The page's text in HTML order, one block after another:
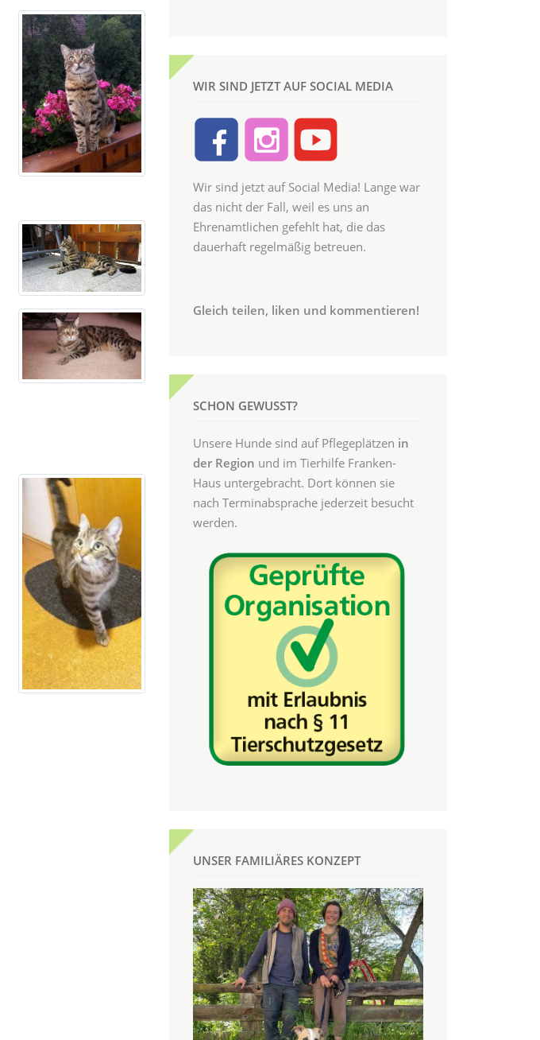
WIR SIND JETZT AUF SOCIAL MEDIA
Wir sind jetzt auf Social Media! Lange war
das nicht der Fall, weil es uns an
Ehrenamtlichen gefehlt hat, die das
dauerhaft regelmäßig betreuen.
Gleich teilen, liken und kommentieren!
SCHON GEWUSST?
Unsere Hunde sind auf Pflegeplätzen in
der Region und im Tierhilfe Franken-
Haus untergebracht. Dort können sie
nach Terminabsprache jederzeit besucht
werden.
UNSER FAMILIÄRES KONZEPT